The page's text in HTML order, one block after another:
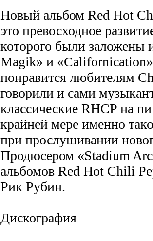
Новый альбом Red Hot
это превосходное
которого были заложены
Magik» и
понравится любителям
говорили и сами
классические RHCP на
крайней мере именно
при прослушивании
Продюсером «Stadium
альбомов Red Hot Chili
Рик Рубин.
Дискография